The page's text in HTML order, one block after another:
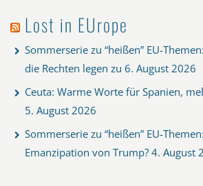
Lost in EUrope
Sommerserie zu “heißen” EU-
die Rechten legen zu 6. August 2026
Ceuta: Warme Worte für Spanien,
5. August 2026
Sommerserie zu “heißen” EU-
Emanzipation von Trump? 4. August